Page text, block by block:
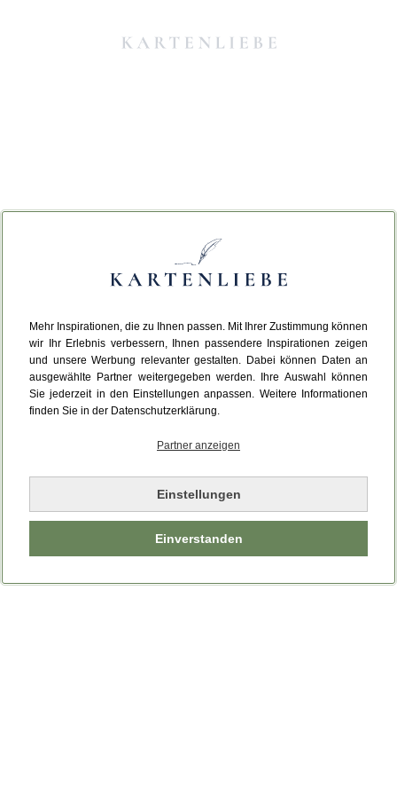
Mehr Inspirationen, die zu Ihnen passen. Mit Ihrer Zustimmung können
wir Ihr Erlebnis verbessern, Ihnen passendere Inspirationen zeigen
und unsere Werbung relevanter gestalten. Dabei können Daten an
ausgewählte Partner weitergegeben werden. Ihre Auswahl können
Sie jederzeit in den Einstellungen anpassen. Weitere Informationen
finden Sie in der Datenschutzerklärung.
Partner anzeigen
Einstellungen
Einverstanden
Da ist etwas schiefgelaufen.
Leider ist ein technischer Fehler aufgetreten.
Bitte laden Sie die Seite neu.